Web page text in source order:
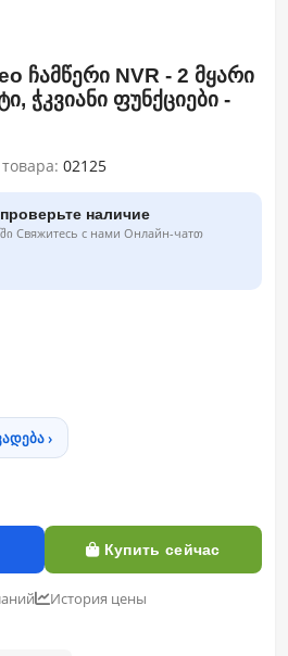
ჩამწერი NVR - 2 მყარი
ჭკვიანი ფუნქციები -
02125
наличие
Свяжитесь с нами Онлайн-чатთ
›
Купить сейчас
История цены